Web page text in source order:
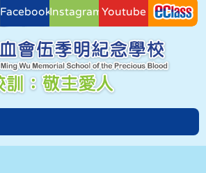
FacebookInstagramYoutube